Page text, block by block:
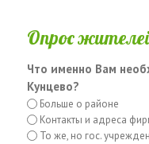
Опрос
Что именно Вам
Кунцево?
Больше о районе
Контакты и адреса
То же, но гос.